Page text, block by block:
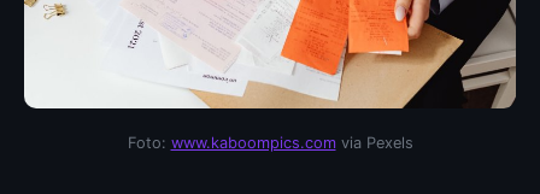
Foto: www.kaboompics.comvia Pexels